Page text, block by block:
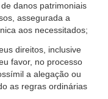
danos patrimoniais
assegurada a
aos necessitados;
direitos, inclusive
favor, no processo
a alegação ou
as regras ordinárias